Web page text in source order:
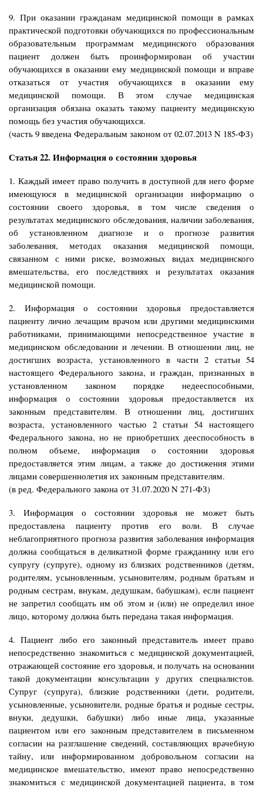
9. При оказании гражданам медицинской помощи в рамках
практической подготовки обучающихся по профессиональным
образовательным программам медицинского образования
пациент должен быть проинформирован об участии
обучающихся в оказании ему медицинской помощи и вправе
отказаться от участия обучающихся в оказании ему
медицинской помощи. В этом случае медицинская
организация обязана оказать такому пациенту медицинскую
помощь без участия обучающихся.
(часть 9 введена Федеральным законом от 02.07.2013 N 185-ФЗ)
Статья 22. Информация о состоянии здоровья
1. Каждый имеет право получить в доступной для него форме
имеющуюся в медицинской организации информацию о
состоянии своего здоровья, в том числе сведения о
результатах медицинского обследования, наличии заболевания,
об установленном диагнозе и о прогнозе развития
заболевания, методах оказания медицинской помощи,
связанном с ними риске, возможных видах медицинского
вмешательства, его последствиях и результатах оказания
медицинской помощи.
2. Информация о состоянии здоровья предоставляется
пациенту лично лечащим врачом или другими медицинскими
работниками, принимающими непосредственное участие в
медицинском обследовании и лечении. В отношении лиц, не
достигших возраста, установленного в части 2 статьи 54
настоящего Федерального закона, и граждан, признанных в
установленном законом порядке недееспособными,
информация о состоянии здоровья предоставляется их
законным представителям. В отношении лиц, достигших
возраста, установленного частью 2 статьи 54 настоящего
Федерального закона, но не приобретших дееспособность в
полном объеме, информация о состоянии здоровья
предоставляется этим лицам, а также до достижения этими
лицами совершеннолетия их законным представителям.
(в ред. Федерального закона от 31.07.2020 N 271-ФЗ)
3. Информация о состоянии здоровья не может быть
предоставлена пациенту против его воли. В случае
неблагоприятного прогноза развития заболевания информация
должна сообщаться в деликатной форме гражданину или его
супругу (супруге), одному из близких родственников (детям,
родителям, усыновленным, усыновителям, родным братьям и
родным сестрам, внукам, дедушкам, бабушкам), если пациент
не запретил сообщать им об этом и (или) не определил иное
лицо, которому должна быть передана такая информация.
4. Пациент либо его законный представитель имеет право
непосредственно знакомиться с медицинской документацией,
отражающей состояние его здоровья, и получать на основании
такой документации консультации у других специалистов.
Супруг (супруга), близкие родственники (дети, родители,
усыновленные, усыновители, родные братья и родные сестры,
внуки, дедушки, бабушки) либо иные лица, указанные
пациентом или его законным представителем в письменном
согласии на разглашение сведений, составляющих врачебную
тайну, или информированном добровольном согласии на
медицинское вмешательство, имеют право непосредственно
знакомиться с медицинской документацией пациента, в том